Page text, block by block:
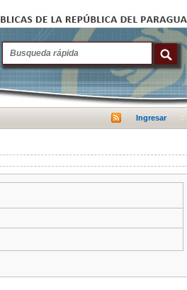
Ingresar